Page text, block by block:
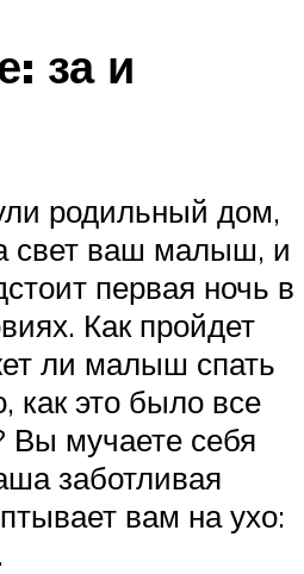
за и
родильный дом,
свет ваш малыш, и
первая ночь в
Как пройдет
ли малыш спать
как это было все
Вы мучаете себя
заботливая
вам на ухо: